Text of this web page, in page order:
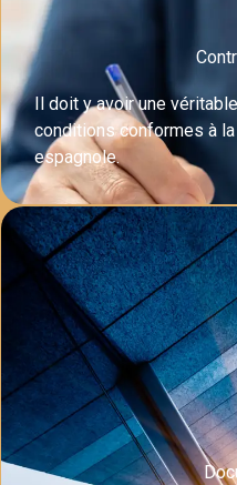
Il doit y avoir une
conditions conformes à
espagnole.